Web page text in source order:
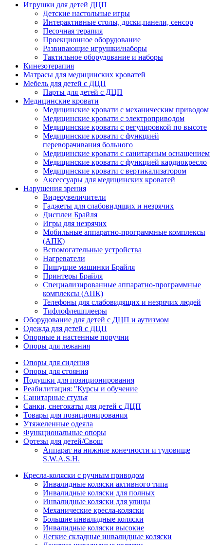
Игрушки для детей ДЦП
Детские настольные игры
Интерактивные столы, доски,панели, сенсор
Песочная терапия
Проекционное оборудование
Развивающие игрушки/наборы
Тактильное оборудование и наборы
Кинезотерапия
Матрасы для медицинских кроватей
Мебель для детей с ДЦП
Парты для детей с ДЦП
Медицинские кровати
Медицинские кровати с механическим приводом
Медицинские кровати с электроприводом
Медицинские кровати с регулировкой по высоте
Медицинские кровати с функцией
переворачивания больного
Медицинские кровати с санитарным оснащением
Медицинские кровати с функцией кардиокресло
Медицинские кровати с вертикализатором
Аксессуары для медицинских кроватей
Нарушения зрения
Видеоувеличители
Гаджеты для слабовидящих и незрячих
Дисплеи Брайля
Игры для незрячих
Мобильные аппаратно-программные комплексы
(АПК)
Вспомогательные устройства
Нагреватели
Пишущие машинки Брайля
Принтеры Брайля
Специализированные аппаратно-программные
комплексы (АПК)
Телефоны для слабовидящих и незрячих людей
Тифлофлешплееры
Оборудование для детей с ДЦП и аутизмом
Одежда для детей с ДЦП
Опорные и настенные поручни
Опоры для лежания
Опоры для сидения
Опоры для стояния
Подушки для позиционирования
Реабилитация: "Курсы и обучение
Санитарные стулья
Санки, снегокаты для детей с ДЦП
Товары для позиционирования
Утяжеленные одеяла
Функциональные опоры
Ортезы для детей/Свош
Аппарат на нижние конечности и туловище
S.W.A.S.H.
Кресла-коляски с ручным приводом
Инвалидные коляски активного типа
Инвалидные коляски для полных
Инвалидные коляски для улицы
Механические кресла-коляски
Большие инвалидные коляски
Инвалидные коляски высокие
Легкие складные инвалидные коляски